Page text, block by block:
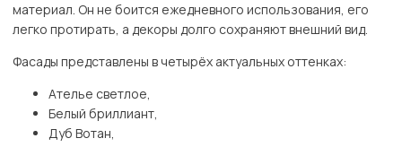
материал. Он не боится ежедневного использования, его
легко протирать, а декоры долго сохраняют внешний вид.
Фасады представлены в четырёх актуальных оттенках:
Ателье светлое,
Белый бриллиант,
Дуб Вотан,